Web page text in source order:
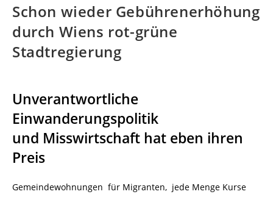
Schon wieder Gebührenerhöhung
durch Wiens rot-grüne
Stadtregierung
Unverantwortliche
Einwanderungspolitik
und Misswirtschaft hat eben ihren
Preis
Gemeindewohnungen für Migranten, jede Menge Kurse